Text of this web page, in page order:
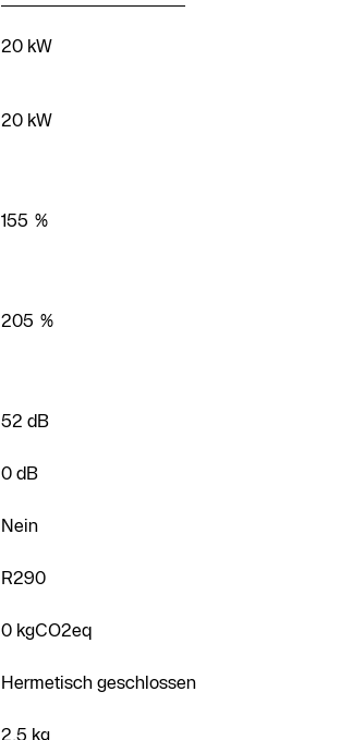
20 kW
20 kW
155 %
205 %
52 dB
0 dB
Nein
R290
0 kgCO2eq
Hermetisch geschlossen
2,5 kg